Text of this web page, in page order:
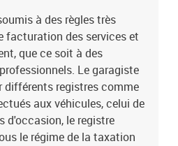
à des règles très
facturation des services et
que ce soit à des
Le garagiste
registres comme
aux véhicules, celui de
d'occasion, le registre
le régime de la taxation